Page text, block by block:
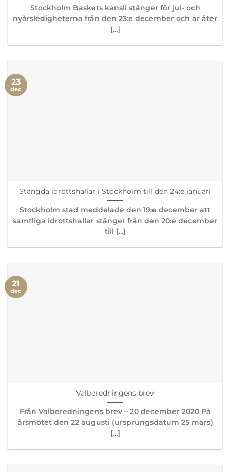
Stockholm Baskets kansli stänger för jul- och
nyårsledigheterna från den 23:e december och är åter
[...]
Stängda idrottshallar i Stockholm till den 24:e januari
Stockholm stad meddelade den 19:e december att
samtliga idrottshallar stänger från den 20:e december
till [...]
23
dec
Valberedningens brev
Från Valberedningens brev – 20 december 2020 På
årsmötet den 22 augusti (ursprungsdatum 25 mars)
[...]
21
dec